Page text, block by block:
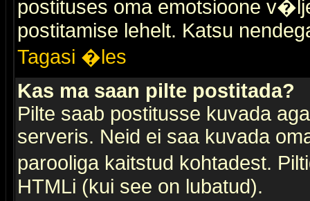
postituses oma emotsioone
postitamise lehelt. Katsu
Tagasi �les
Kas ma saan pilte postitada?
Pilte saab postitusse kuvada
serveris. Neid ei saa kuvada
parooliga kaitstud kohtadest.
HTMLi (kui see on lubatud).